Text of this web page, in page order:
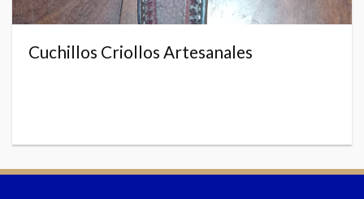
Cuchillos Criollos Artesanales